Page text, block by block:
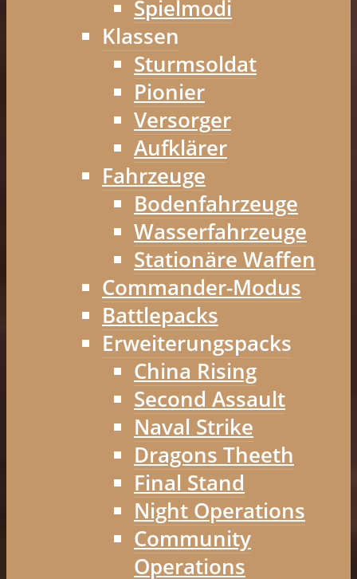
Spielmodi
Klassen
Sturmsoldat
Pionier
Versorger
Aufklärer
Fahrzeuge
Bodenfahrzeuge
Wasserfahrzeuge
Stationäre Waffen
Commander-Modus
Battlepacks
Erweiterungspacks
China Rising
Second Assault
Naval Strike
Dragons Theeth
Final Stand
Night Operations
Community
Operations